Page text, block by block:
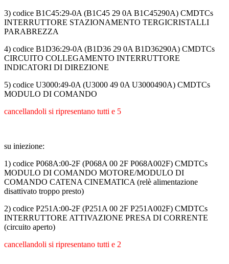
3) codice B1C45:29-0A (B1C45 29 0A B1C45290A) CMDTCs
INTERRUTTORE STAZIONAMENTO TERGICRISTALLI
PARABREZZA
4) codice B1D36:29-0A (B1D36 29 0A B1D36290A) CMDTCs
CIRCUITO COLLEGAMENTO INTERRUTTORE
INDICATORI DI DIREZIONE
5) codice U3000:49-0A (U3000 49 0A U3000490A) CMDTCs
MODULO DI COMANDO
cancellandoli si ripresentano tutti e 5
su iniezione:
1) codice P068A:00-2F (P068A 00 2F P068A002F) CMDTCs
MODULO DI COMANDO MOTORE/MODULO DI
COMANDO CATENA CINEMATICA (relè alimentazione
disattivato troppo presto)
2) codice P251A:00-2F (P251A 00 2F P251A002F) CMDTCs
INTERRUTTORE ATTIVAZIONE PRESA DI CORRENTE
(circuito aperto)
cancellandoli si ripresentano tutti e 2